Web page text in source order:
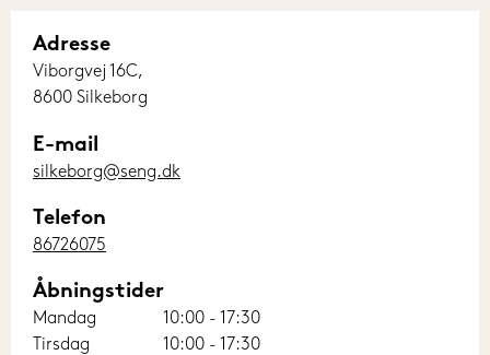
Adresse
Viborgvej 16C,
8600 Silkeborg
E-mail
silkeborg@seng.dk
Telefon
86726075
Åbningstider
Mandag
10:00 - 17:30
Tirsdag
10:00 - 17:30